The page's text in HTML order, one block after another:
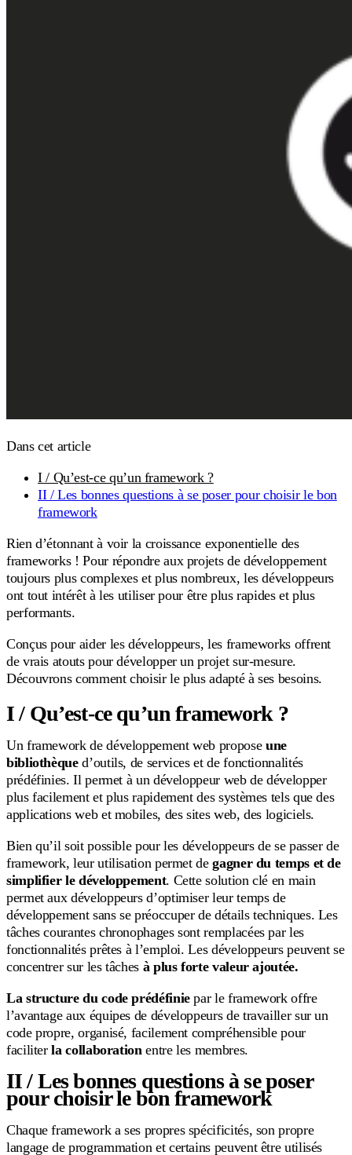
Dans cet article
I / Qu’est-ce qu’un framework ?
II / Les bonnes questions à se poser pour choisir le bon
framework
Rien d’étonnant à voir la croissance exponentielle des
frameworks ! Pour répondre aux projets de développement
toujours plus complexes et plus nombreux, les développeurs
ont tout intérêt à les utiliser pour être plus rapides et plus
performants.
Conçus pour aider les développeurs, les frameworks offrent
de vrais atouts pour développer un projet sur-mesure.
Découvrons comment choisir le plus adapté à ses besoins.
I / Qu’est-ce qu’un framework ?
Un framework de développement web proposeune
bibliothèqued’outils, de services et de fonctionnalités
prédéfinies. Il permet à un développeur web de développer
plus facilement et plus rapidement des systèmes tels que des
applications web et mobiles, des sites web, des logiciels.
Bien qu’il soit possible pour les développeurs de se passer de
framework, leur utilisation permet degagner du temps et de
simplifier le développement. Cette solution clé en main
permet aux développeurs d’optimiser leur temps de
développement sans se préoccuper de détails techniques. Les
tâches courantes chronophages sont remplacées par les
fonctionnalités prêtes à l’emploi. Les développeurs peuvent se
concentrer sur les tâches à plus forte valeur ajoutée.
La structure du code prédéfiniepar le framework offre
l’avantage aux équipes de développeurs de travailler sur un
code propre, organisé, facilement compréhensible pour
faciliterla collaborationentre les membres.
II / Les bonnes questions à se poser
pour choisir le bon framework
Chaque framework a ses propres spécificités, son propre
langage de programmation et certains peuvent être utilisés